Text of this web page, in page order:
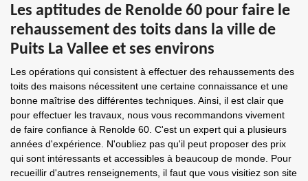
Les aptitudes de Renolde 60 pour faire le
rehaussement des toits dans la ville de
Puits La Vallee et ses environs
Les opérations qui consistent à effectuer des rehaussements des
toits des maisons nécessitent une certaine connaissance et une
bonne maîtrise des différentes techniques. Ainsi, il est clair que
pour effectuer les travaux, nous vous recommandons vivement
de faire confiance à Renolde 60. C'est un expert qui a plusieurs
années d'expérience. N'oubliez pas qu'il peut proposer des prix
qui sont intéressants et accessibles à beaucoup de monde. Pour
recueillir d'autres renseignements, il faut que vous visitiez son site